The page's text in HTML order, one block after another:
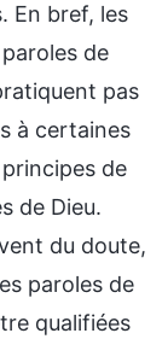
En bref, les
de
pas
à certaines
de
de Dieu.
du doute,
paroles de
qualifiées